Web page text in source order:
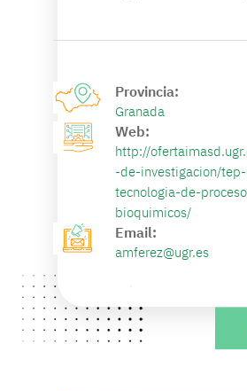
Provincia:
Granada
Web:
http://
-de-investigacion/
tecnologia-de-
bioquimicos/
Email:
amferez@ugr.es